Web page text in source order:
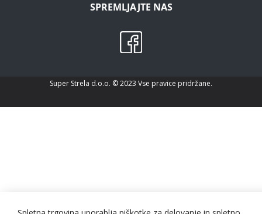
SPREMLJAJTE NAS
Super Strela d.o.o. © 2023 Vse pravice pridržane.